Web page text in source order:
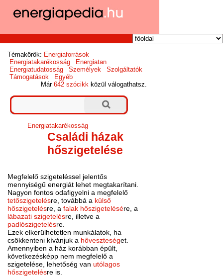
Témakörök: Energiaforrások
Energiatakarékosság
Energiatan
Energiatudatosság
Személyek
Szolgáltatók
Támogatások
Egyéb
Már642 szócikk közül válogathatsz.
Energiatakarékosság
Családi házak
hőszigetelése
Megfelelő szigeteléssel jelentős
mennyiségű energiát lehet megtakarítani.
Nagyon fontos odafigyelni a megfelelő
tetőszigetelésre, továbbá a külső
hőszigetelésre, afalak hőszigetelésére, a
lábazati szigetelésre, illetve a
padlószigetelésre.
Ezek elkerülhetetlen munkálatok, ha
csökkenteni kívánjuk a hőveszteséget.
Amennyiben a ház korábban épült,
következésképp nem megfelelő a
szigetelése, lehetőség vanutólagos
hőszigetelésre is.